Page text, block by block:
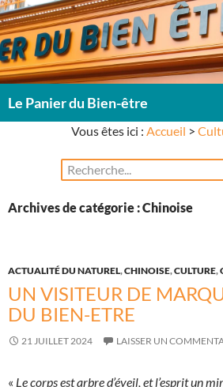
Le Panier du Bien-être
Vous êtes ici : Accueil >
Rechercher :
Archives de catégorie : Chinoise
ACTUALITÉ DU NATUREL,CHINOISE,CULTURE,
UN VISITEUR DE
DU BIEN-ETRE
21 JUILLET 2024 LAISSER UN
« Le corps est arbre d’éveil, et l’esprit un